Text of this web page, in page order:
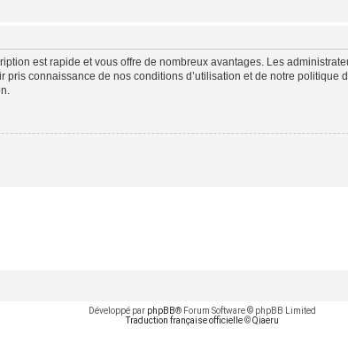
est rapide et vous offre de nombreux avantages. Les
pris connaissance de nos conditions d’utilisation et de notre
Développé par phpBB® Forum Software © phpBB Limited
Traduction française officielle©Qiaeru